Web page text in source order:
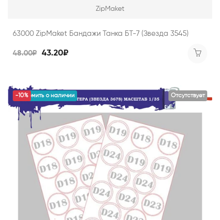
ZipMaket
63000 ZipMaket Бандажи Танка БТ-7 (Звезда 3545)
48.00₽ 43.20₽
Отсутствует
уведомить о наличии
-10%